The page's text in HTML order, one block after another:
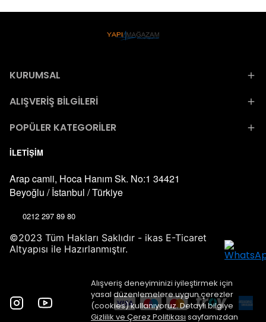
Alışveriş deneyiminizi iyileştirmek için
yasal düzenlemelere uygun çerezler
(cookies) kullanıyoruz. Detaylı bilgiye
Gizlilik ve Çerez Politikası sayfamızdan
KURUMSAL
ALIŞVERİŞ BİLGİLERİ
POPÜLER KATEGORİLER
İLETİŞİM
Arap camii, Hoca Hanım Sk. No:1 34421
Beyoğlu / İstanbul / Türkiye
0212 297 89 80
©2023 Tüm Hakları Saklıdır - ikas E-Ticaret
Altyapısı ile Hazırlanmıştır.